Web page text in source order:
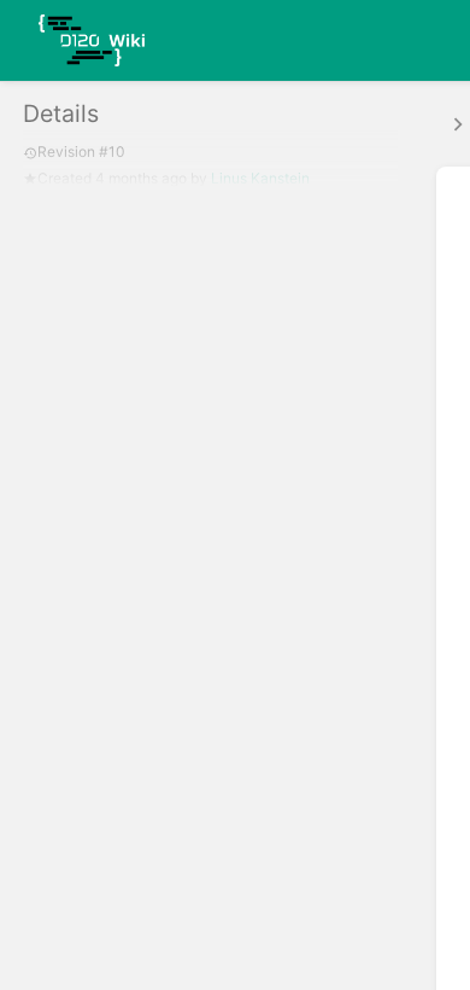
Details
Revision #10
Linus Kanstein